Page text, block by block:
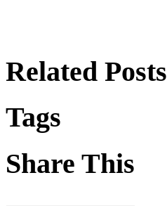
Related Posts
Tags
Share This